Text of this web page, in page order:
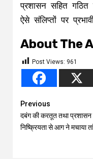
प्रशासन सहित
ऐसे संलिप्तों पर
About The
Post Views: 961
Continue
Reading
Previous
दबंग की करतूत तथा प्रशासन
निष्क्रियता से आग ने मचाया